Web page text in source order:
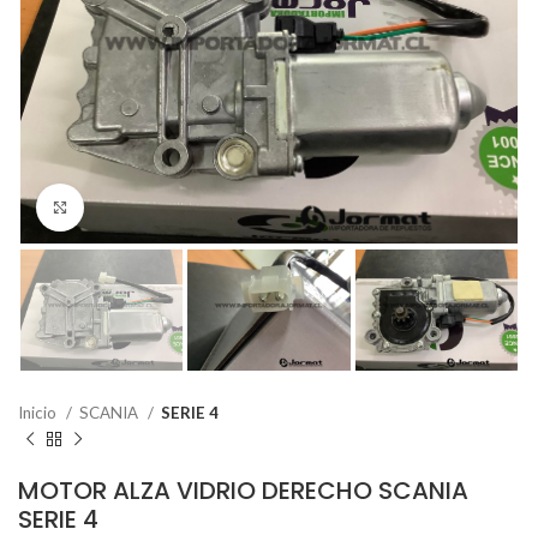
Click to enlarge
Inicio SCANIA SERIE 4
MOTOR ALZA VIDRIO DERECHO SCANIA
SERIE 4